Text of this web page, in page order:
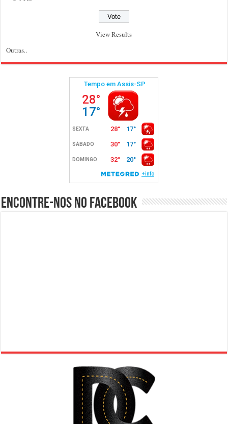
View Results
Outras..
Encontre-nos no Facebook